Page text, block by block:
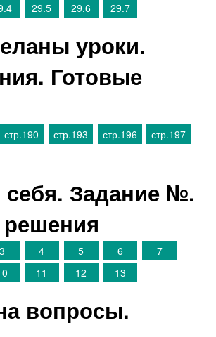
29.5 29.6 29.7
уроки.
Готовые
стр.190 стр.193 стр.196
стр.197
Задание №.
3 4 5 6
7
11 12 13
вопросы.